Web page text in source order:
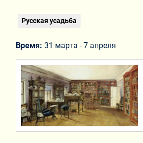
Русская усадьба
Время: 31 марта - 7 апреля